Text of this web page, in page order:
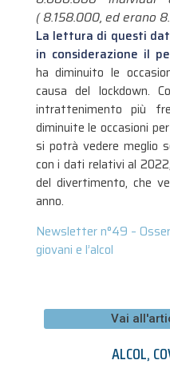
( 8.158.000, ed erano
La lettura di questi
in considerazione il
ha diminuito le
causa del lockdown.
intrattenimento più
diminuite le occasioni
si potrà vedere meglio
con i dati relativi al
del divertimento, che
anno.
Newsletter n°49 –
giovani e l’alcol
Vai
ALCOL,